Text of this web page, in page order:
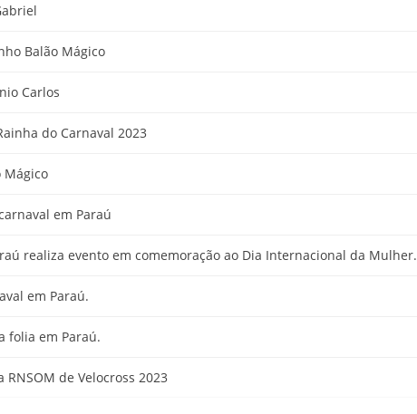
Balão Mágico
Carlos
do Carnaval 2023
Mágico
em Paraú
realiza evento em comemoração ao Dia Internacional da Mulher.
em Paraú.
folia em Paraú.
RNSOM de Velocross 2023